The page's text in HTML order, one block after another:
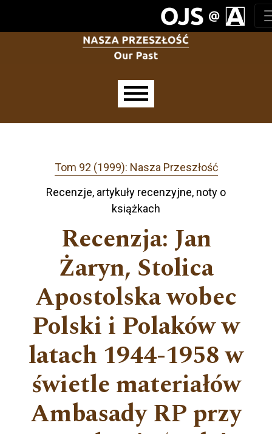
Tom 92 (1999): Nasza Przeszłość
Recenzje, artykuły recenzyjne, noty o
książkach
Recenzja: Jan
Żaryn, Stolica
Apostolska wobec
Polski i Polaków w
latach 1944-1958 w
świetle materiałów
Ambasady RP przy